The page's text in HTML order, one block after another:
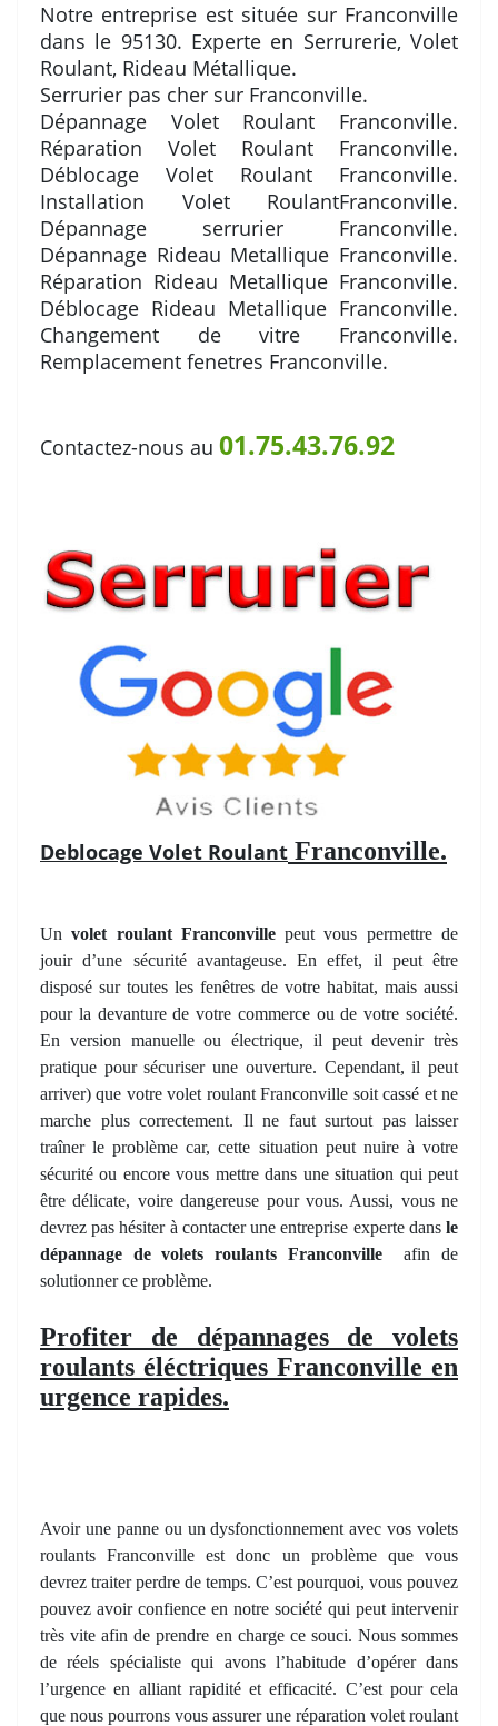
Notre entreprise est située sur Franconville
dans le 95130. Experte en Serrurerie, Volet
Roulant, Rideau Métallique.
Serrurier pas cher sur Franconville.
Dépannage Volet Roulant Franconville.
Réparation Volet Roulant Franconville.
Déblocage Volet Roulant Franconville.
Installation Volet RoulantFranconville.
Dépannage serrurier Franconville.
Dépannage Rideau Metallique Franconville.
Réparation Rideau Metallique Franconville.
Déblocage Rideau Metallique Franconville.
Changement de vitre Franconville.
Remplacement fenetres Franconville.
Contactez-nous au 01.75.43.76.92
Deblocage Volet Roulant Franconville.
Unvolet roulant Franconvillepeut vous permettre de
jouir d’une sécurité avantageuse. En effet, il peut être
disposé sur toutes les fenêtres de votre habitat, mais aussi
pour la devanture de votre commerce ou de votre société.
En version manuelle ou électrique, il peut devenir très
pratique pour sécuriser une ouverture. Cependant, il peut
arriver) que votre volet roulant Franconville soit cassé et ne
marche plus correctement. Il ne faut surtout pas laisser
traîner le problème car, cette situation peut nuire à votre
sécurité ou encore vous mettre dans une situation qui peut
être délicate, voire dangereuse pour vous. Aussi, vous ne
devrez pas hésiter à contacter une entreprise experte dans le
dépannage de volets roulants Franconville
afin de
solutionner ce problème.
Profiter de dépannages de volets
roulants éléctriques Franconville en
urgence rapides.
Avoir une panne ou un dysfonctionnement avec vos volets
roulants Franconville est donc un problème que vous
devrez traiter perdre de temps. C’est pourquoi, vous pouvez
pouvez avoir confience en notre société qui peut intervenir
très vite afin de prendre en charge ce souci. Nous sommes
de réels spécialiste qui avons l’habitude d’opérer dans
l’urgence en alliant rapidité et efficacité. C’est pour cela
que nous pourrons vous assurer une réparation volet roulant